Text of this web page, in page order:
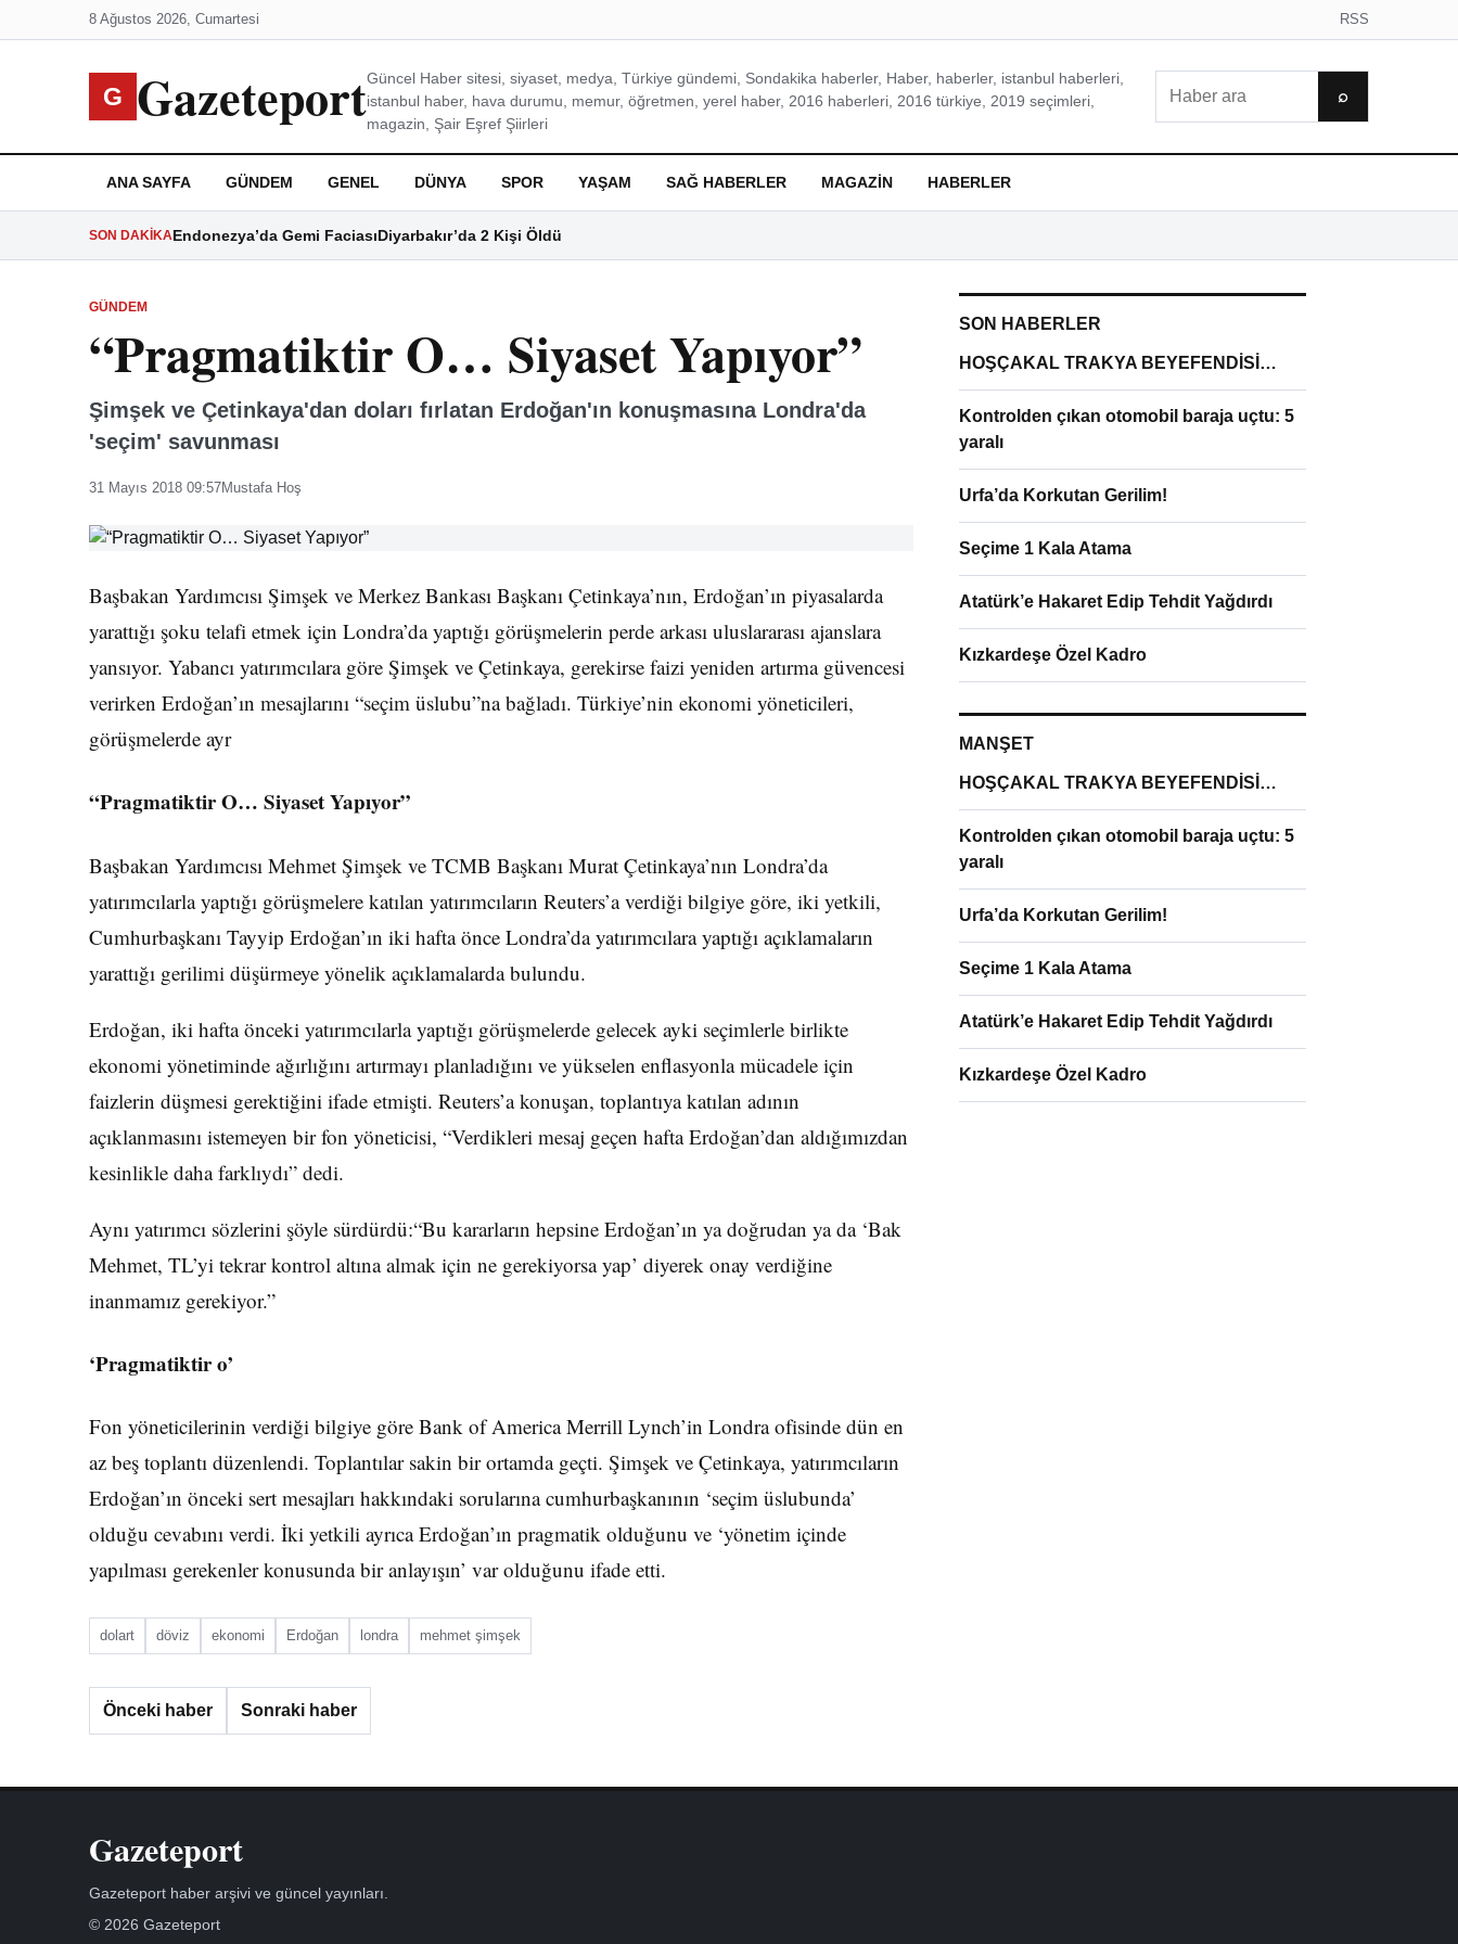
8 Ağustos 2026, Cumartesi RSS
G GazeteportGüncel Haber sitesi, siyaset, medya, Türkiye gündemi, Sondakika haberler, Haber, haberler, istanbul haberleri,
istanbul haber, hava durumu, memur, öğretmen, yerel haber, 2016 haberleri, 2016 türkiye, 2019 seçimleri,
magazin, Şair Eşref Şiirleri
⌕
ANA SAYFA GÜNDEM GENEL DÜNYA SPOR YAŞAM SAĞ HABERLER MAGAZIN HABERLER
SON DAKIKAEndonezya’da Gemi FaciasıDiyarbakır’da 2 Kişi Öldü
GÜNDEM
“Pragmatiktir O… Siyaset Yapıyor”
Şimşek ve Çetinkaya'dan doları fırlatan Erdoğan'ın konuşmasına Londra'da
'seçim' savunması
31 Mayıs 2018 09:57Mustafa Hoş
Başbakan Yardımcısı Şimşek ve Merkez Bankası Başkanı Çetinkaya’nın, Erdoğan’ın piyasalarda
yarattığı şoku telafi etmek için Londra’da yaptığı görüşmelerin perde arkası uluslararası ajanslara
yansıyor. Yabancı yatırımcılara göre Şimşek ve Çetinkaya, gerekirse faizi yeniden artırma güvencesi
verirken Erdoğan’ın mesajlarını “seçim üslubu”na bağladı. Türkiye’nin ekonomi yöneticileri,
görüşmelerde ayr
“Pragmatiktir O… Siyaset Yapıyor”
Başbakan Yardımcısı Mehmet Şimşek ve TCMB Başkanı Murat Çetinkaya’nın Londra’da
yatırımcılarla yaptığı görüşmelere katılan yatırımcıların Reuters’a verdiği bilgiye göre, iki yetkili,
Cumhurbaşkanı Tayyip Erdoğan’ın iki hafta önce Londra’da yatırımcılara yaptığı açıklamaların
yarattığı gerilimi düşürmeye yönelik açıklamalarda bulundu.
Erdoğan, iki hafta önceki yatırımcılarla yaptığı görüşmelerde gelecek ayki seçimlerle birlikte
ekonomi yönetiminde ağırlığını artırmayı planladığını ve yükselen enflasyonla mücadele için
faizlerin düşmesi gerektiğini ifade etmişti. Reuters’a konuşan, toplantıya katılan adının
açıklanmasını istemeyen bir fon yöneticisi, “Verdikleri mesaj geçen hafta Erdoğan’dan aldığımızdan
kesinlikle daha farklıydı” dedi.
Aynı yatırımcı sözlerini şöyle sürdürdü:“Bu kararların hepsine Erdoğan’ın ya doğrudan ya da ‘Bak
Mehmet, TL’yi tekrar kontrol altına almak için ne gerekiyorsa yap’ diyerek onay verdiğine
inanmamız gerekiyor.”
‘Pragmatiktir o’
Fon yöneticilerinin verdiği bilgiye göre Bank of America Merrill Lynch’in Londra ofisinde dün en
az beş toplantı düzenlendi. Toplantılar sakin bir ortamda geçti. Şimşek ve Çetinkaya, yatırımcıların
Erdoğan’ın önceki sert mesajları hakkındaki sorularına cumhurbaşkanının ‘seçim üslubunda’
olduğu cevabını verdi. İki yetkili ayrıca Erdoğan’ın pragmatik olduğunu ve ‘yönetim içinde
yapılması gerekenler konusunda bir anlayışın’ var olduğunu ifade etti.
dolart döviz ekonomi Erdoğan londra mehmet şimşek
Önceki haber Sonraki haber
SON HABERLER
HOŞÇAKAL TRAKYA BEYEFENDİSİ…
Kontrolden çıkan otomobil baraja uçtu: 5
yaralı
Urfa’da Korkutan Gerilim!
Seçime 1 Kala Atama
Atatürk’e Hakaret Edip Tehdit Yağdırdı
Kızkardeşe Özel Kadro
MANŞET
HOŞÇAKAL TRAKYA BEYEFENDİSİ…
Kontrolden çıkan otomobil baraja uçtu: 5
yaralı
Urfa’da Korkutan Gerilim!
Seçime 1 Kala Atama
Atatürk’e Hakaret Edip Tehdit Yağdırdı
Kızkardeşe Özel Kadro
Gazeteport
Gazeteport haber arşivi ve güncel yayınları.
© 2026 Gazeteport